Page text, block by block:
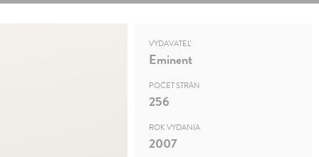
VYDAVATEĽ
Eminent
POČET STRÁN
256
ROK VYDANIA
2007